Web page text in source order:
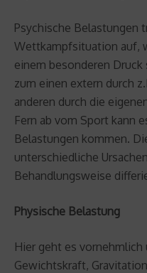
Psychische Belastungen
Wettkampfsituation auf,
einem besonderen
zum einen extern durch
anderen durch die
Fern ab vom Sport kann
Belastungen kommen.
unterschiedliche
Behandlungsweise
Physische Belastung
Hier geht es
Gewichtskraft,